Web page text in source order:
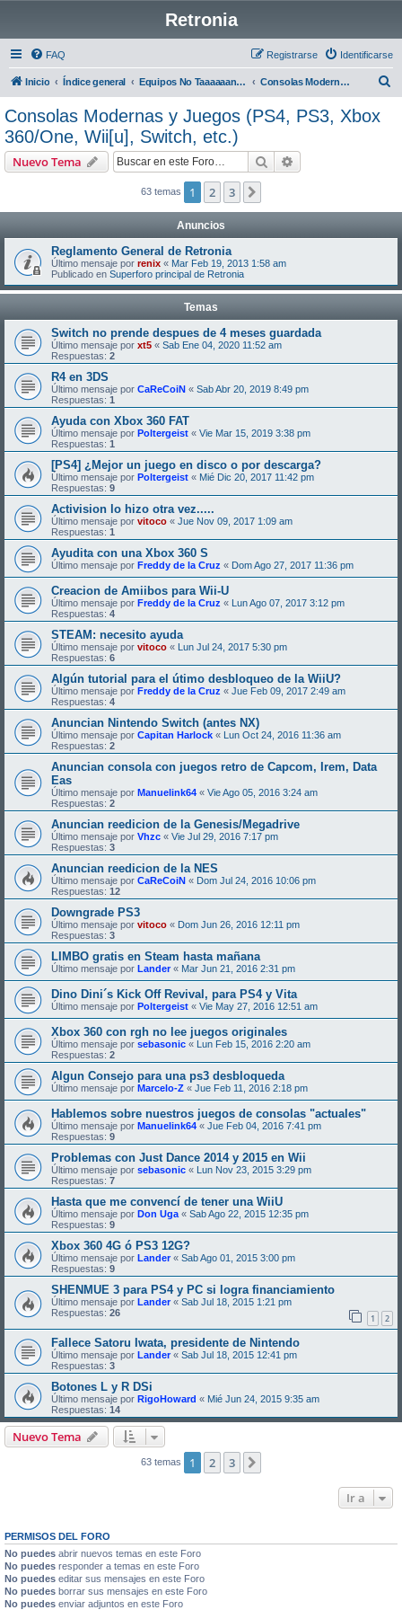
Retronia
FAQ Identificarse
Registrarse
Inicio Índice general Equipos No Taaaaaan Retro XD Consolas Modernas y Juegos (PS4, PS3, Xbox 360/One, Wii[u], Switch, etc.)
Consolas Modernas y Juegos (PS4, PS3, Xbox
360/One, Wii[u], Switch, etc.)
Nuevo Tema Buscar
63 temas 1 2 3
Anuncios
Reglamento General de Retronia
Último mensaje por renix « Mar Feb 19, 2013 1:58 am
Publicado en Superforo principal de Retronia
Temas
Switch no prende despues de 4 meses guardada
Último mensaje por xt5 « Sab Ene 04, 2020 11:52 am
Respuestas: 2
R4 en 3DS
Último mensaje por CaReCoiN « Sab Abr 20, 2019 8:49 pm
Respuestas: 1
Ayuda con Xbox 360 FAT
Último mensaje por Poltergeist « Vie Mar 15, 2019 3:38 pm
Respuestas: 1
[PS4] ¿Mejor un juego en disco o por descarga?
Último mensaje por Poltergeist « Mié Dic 20, 2017 11:42 pm
Respuestas: 9
Activision lo hizo otra vez.....
Último mensaje por vitoco « Jue Nov 09, 2017 1:09 am
Respuestas: 1
Ayudita con una Xbox 360 S
Último mensaje por Freddy de la Cruz « Dom Ago 27, 2017 11:36 pm
Creacion de Amiibos para Wii-U
Último mensaje por Freddy de la Cruz « Lun Ago 07, 2017 3:12 pm
Respuestas: 4
STEAM: necesito ayuda
Último mensaje por vitoco « Lun Jul 24, 2017 5:30 pm
Respuestas: 6
Algún tutorial para el útimo desbloqueo de la WiiU?
Último mensaje por Freddy de la Cruz « Jue Feb 09, 2017 2:49 am
Respuestas: 4
Anuncian Nintendo Switch (antes NX)
Último mensaje por Capitan Harlock « Lun Oct 24, 2016 11:36 am
Respuestas: 2
Anuncian consola con juegos retro de Capcom, Irem, Data
Eas
Último mensaje por Manuelink64 « Vie Ago 05, 2016 3:24 am
Respuestas: 2
Anuncian reedicion de la Genesis/Megadrive
Último mensaje por Vhzc « Vie Jul 29, 2016 7:17 pm
Respuestas: 3
Anuncian reedicion de la NES
Último mensaje por CaReCoiN « Dom Jul 24, 2016 10:06 pm
Respuestas: 12
Downgrade PS3
Último mensaje por vitoco « Dom Jun 26, 2016 12:11 pm
Respuestas: 3
LIMBO gratis en Steam hasta mañana
Último mensaje por Lander« Mar Jun 21, 2016 2:31 pm
Dino Dini´s Kick Off Revival, para PS4 y Vita
Último mensaje por Poltergeist « Vie May 27, 2016 12:51 am
Xbox 360 con rgh no lee juegos originales
Último mensaje por sebasonic « Lun Feb 15, 2016 2:20 am
Respuestas: 2
Algun Consejo para una ps3 desbloqueda
Último mensaje por Marcelo-Z « Jue Feb 11, 2016 2:18 pm
Hablemos sobre nuestros juegos de consolas "actuales"
Último mensaje por Manuelink64 « Jue Feb 04, 2016 7:41 pm
Respuestas: 9
Problemas con Just Dance 2014 y 2015 en Wii
Último mensaje por sebasonic « Lun Nov 23, 2015 3:29 pm
Respuestas: 7
Hasta que me convencí de tener una WiiU
Último mensaje por Don Uga « Sab Ago 22, 2015 12:35 pm
Respuestas: 9
Xbox 360 4G ó PS3 12G?
Último mensaje por Lander« Sab Ago 01, 2015 3:00 pm
Respuestas: 9
SHENMUE 3 para PS4 y PC si logra financiamiento
Último mensaje por Lander« Sab Jul 18, 2015 1:21 pm
Respuestas: 26 1 2
Fallece Satoru Iwata, presidente de Nintendo
Último mensaje por Lander« Sab Jul 18, 2015 12:41 pm
Respuestas: 3
Botones L y R DSi
Último mensaje por RigoHoward « Mié Jun 24, 2015 9:35 am
Respuestas: 14
Nuevo Tema
63 temas 1 2 3
Ir a
PERMISOS DEL FORO
No puedes abrir nuevos temas en este Foro
No puedes responder a temas en este Foro
No puedes editar sus mensajes en este Foro
No puedes borrar sus mensajes en este Foro
No puedes enviar adjuntos en este Foro